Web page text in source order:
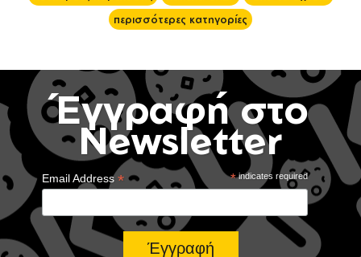
περισσότερες κατηγορίες
Έγγραφή στο
Newsletter
*indicates required
Email Address*